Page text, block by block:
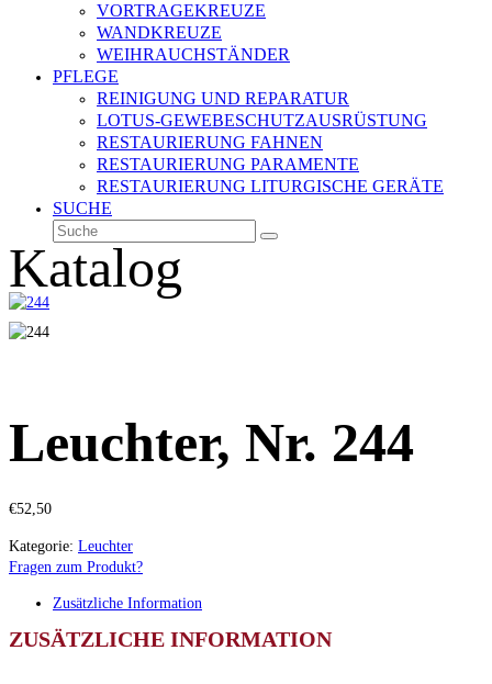
VORTRAGEKREUZE
WANDKREUZE
WEIHRAUCHSTÄNDER
PFLEGE
REINIGUNG UND REPARATUR
LOTUS-GEWEBESCHUTZAUSRÜSTUNG
RESTAURIERUNG FAHNEN
RESTAURIERUNG PARAMENTE
RESTAURIERUNG LITURGISCHE GERÄTE
SUCHE
Suche
Senden
Katalog
Leuchter, Nr. 244
€52,50
Kategorie: Leuchter
Fragen zum Produkt?
Zusätzliche Information
ZUSÄTZLICHE INFORMATION